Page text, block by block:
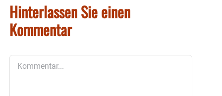
Hinterlassen Sie einen
Kommentar